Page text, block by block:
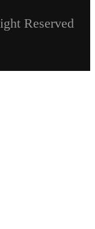
Reserved